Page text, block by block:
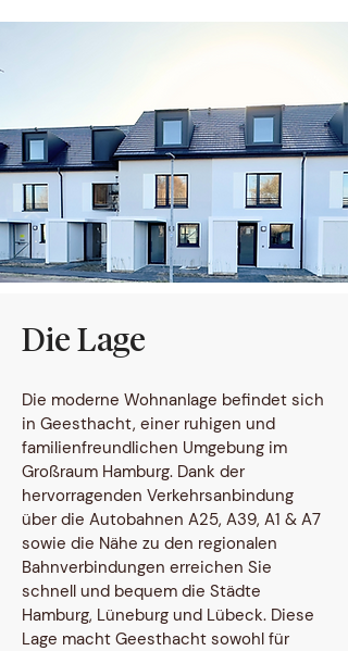
Die Lage
Die moderne Wohnanlage befindet sich
in Geesthacht, einer ruhigen und
familienfreundlichen Umgebung im
Großraum Hamburg. Dank der
hervorragenden Verkehrsanbindung
über die Autobahnen A25, A39, A1 & A7
sowie die Nähe zu den regionalen
Bahnverbindungen erreichen Sie
schnell und bequem die Städte
Hamburg, Lüneburg und Lübeck. Diese
Lage macht Geesthacht sowohl für